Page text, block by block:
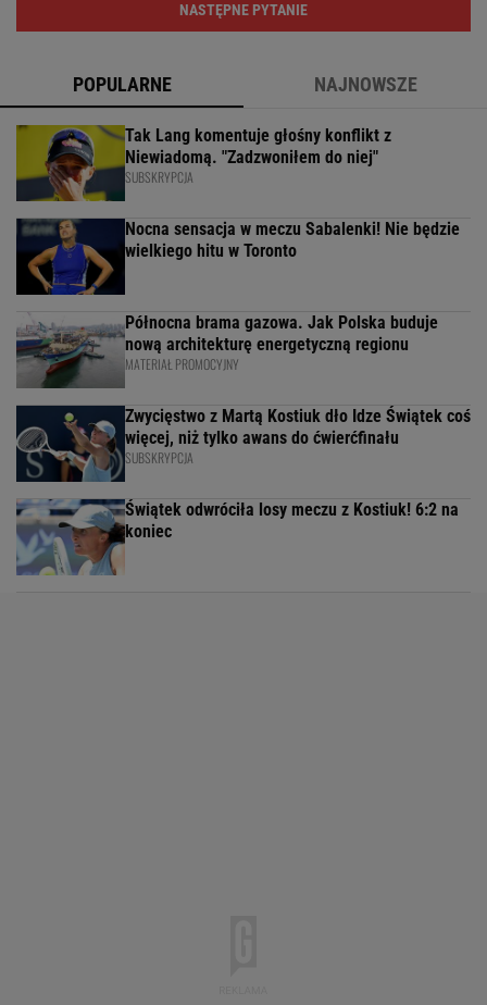
NASTĘPNE PYTANIE
POPULARNE NAJNOWSZE
Tak Lang komentuje głośny konflikt z
Niewiadomą. "Zadzwoniłem do niej"
SUBSKRYPCJA
Nocna sensacja w meczu Sabalenki! Nie będzie
wielkiego hitu w Toronto
Północna brama gazowa. Jak Polska buduje
nową architekturę energetyczną regionu
MATERIAŁ PROMOCYJNY
Zwycięstwo z Martą Kostiuk dło Idze Świątek coś
więcej, niż tylko awans do ćwierćfinału
SUBSKRYPCJA
Świątek odwróciła losy meczu z Kostiuk! 6:2 na
koniec